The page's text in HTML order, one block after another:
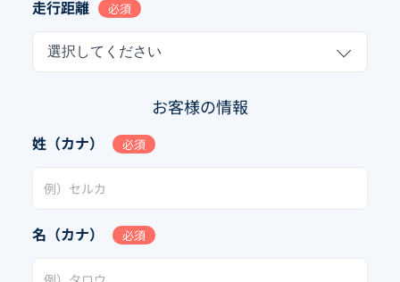
走行距離 必須
選択してください
お客様の情報
姓（カナ） 必須
名（カナ） 必須